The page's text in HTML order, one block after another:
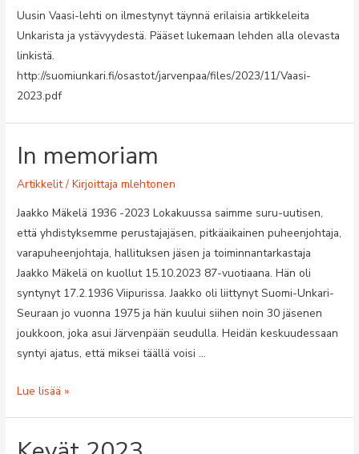
Uusin Vaasi-lehti on ilmestynyt täynnä erilaisia artikkeleita
Unkarista ja ystävyydestä. Pääset lukemaan lehden alla olevasta
linkistä.
http://suomiunkari.fi/osastot/jarvenpaa/files/2023/11/Vaasi-
2023.pdf
In memoriam
Artikkelit/ Kirjoittajamlehtonen
Jaakko Mäkelä 1936 -2023 Lokakuussa saimme suru-uutisen,
että yhdistyksemme perustajajäsen, pitkäaikainen puheenjohtaja,
varapuheenjohtaja, hallituksen jäsen ja toiminnantarkastaja
Jaakko Mäkelä on kuollut 15.10.2023 87-vuotiaana. Hän oli
syntynyt 17.2.1936 Viipurissa. Jaakko oli liittynyt Suomi-Unkari-
Seuraan jo vuonna 1975 ja hän kuului siihen noin 30 jäsenen
joukkoon, joka asui Järvenpään seudulla. Heidän keskuudessaan
syntyi ajatus, että miksei täällä voisi …
In
Lue lisää »